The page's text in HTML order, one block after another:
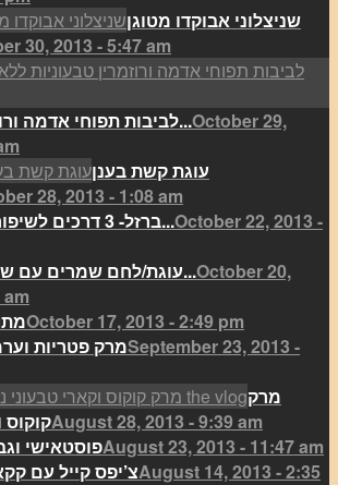
שניצלוני אבוקדו מטוגן
30, 2013 - 5:47 am
לביבות תפוחי אדמה ורוזמרין אפויות...October 29,
עוגת קשת בענן
28, 2013 - 1:08 am
ברזל- 3 דרכים לשיפור ספיגת הבר...October 22, 2013 -
עוגת/לחם שמרים עם שוקולד טבעוני...October 20,
October 17, 2013 - 2:49 pm
מרק פטריותSeptember 23, 2013 -
מרק
קוקוסAugust 28, 2013 - 9:39 am
פוסטאישיAugust 23, 2013 - 11:47 am
צ’יפס קייל עםAugust 14, 2013 - 2:35